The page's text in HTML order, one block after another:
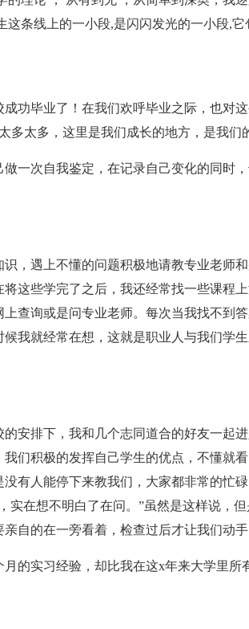
条线上的一小段,是闪闪发光的一小段,它
功毕业了！在我们欢呼毕业之际，也对
多太多，这里是我们成长的地方，是我们
一次自我鉴定，在记录自己变化的同时
，遇上不懂的问题积极地请教专业老师
这些学完了之后，我还经常找一些课程
查询或是问专业老师。每次当我找不到
我就经常在想，这就是职业人与我们学
安排下，我和几个志同道合的好友一起
们积极的发挥自己学生的优点，不懂就看
有人能停下来教我们，大家都非常的忙
实在想不明白了在问。”虽然是这样说，
自的在一旁看着，检查过后才让我们动手
的实习经验，却比我在这x年来大学里所